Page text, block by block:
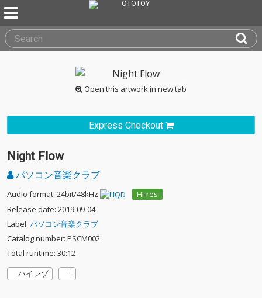
Open this artwork in new tab
Express Checkout
Night Flow
パソコン音楽クラブ
Audio format: 24bit/48kHz
Hi-res
Release date: 2019-09-04
Label: パソコン音楽クラブ
Catalog number: PSCM002
Total runtime: 30:12
ハイレゾ